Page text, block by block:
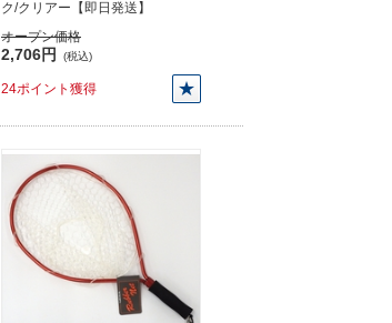
ク/クリアー【即日発送】
オープン価格
2,706円 (税込)
24ポイント獲得